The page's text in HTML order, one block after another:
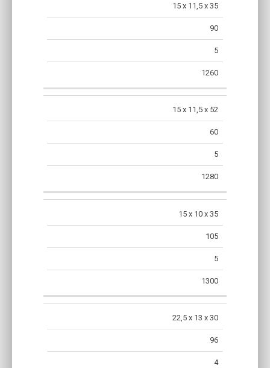
15 x 11,5 x 35
90
5
1260
15 x 11,5 x 52
60
5
1280
15 x 10 x 35
105
5
1300
22,5 x 13 x 30
96
4